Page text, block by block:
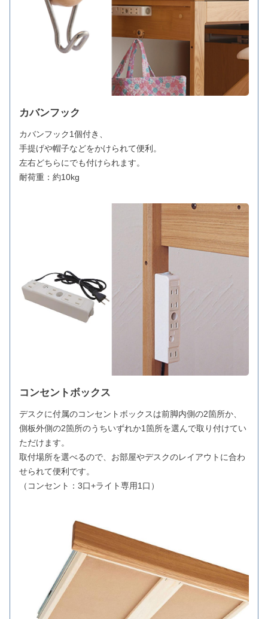
カバンフック
カバンフック1個付き、
手提げや帽子などをかけられて便利。
左右どちらにでも付けられます。
耐荷重：約10kg
コンセントボックス
デスクに付属のコンセントボックスは前脚内側の2箇所か、
側板外側の2箇所のうちいずれか1箇所を選んで取り付けてい
ただけます。
取付場所を選べるので、お部屋やデスクのレイアウトに合わ
せられて便利です。
（コンセント：3口+ライト専用1口）